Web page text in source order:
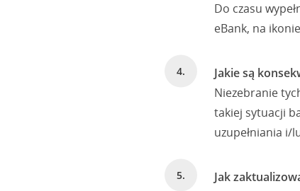
Do czasu
eBank, na
Jakie są
Niezebranie
takiej sytuacji
uzupełniania i/
Jak